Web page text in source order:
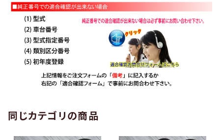
同じカテゴリの商品